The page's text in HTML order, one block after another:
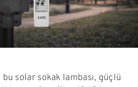
solar sokak lambası, güçlü